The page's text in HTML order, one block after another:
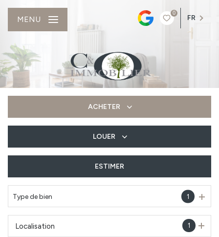
0
FR
MENU
ACHETER
Du neuf
LOUER
ESTIMER
Type de bien 1
1
Localisation